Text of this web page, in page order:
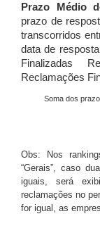
Prazo Médio
prazo de
transcorridos
data de
Finalizadas
Reclamações
Soma dos
Obs: Nos
“Gerais”, caso
iguais, será
reclamações no
for igual, as